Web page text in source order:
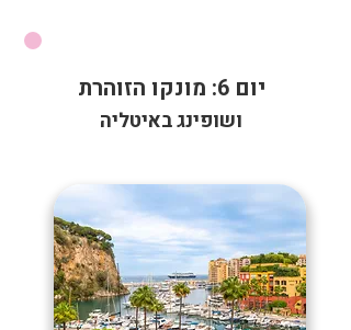
יום 6: מונקו הזוהרת
ושופינג באיטליה